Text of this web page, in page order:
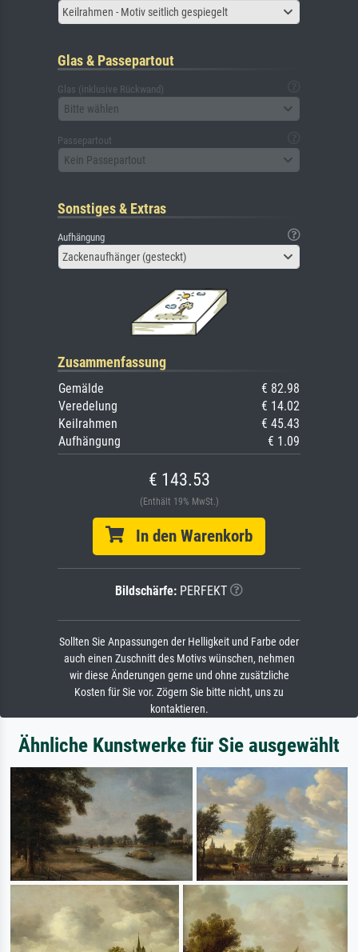
Keilrahmen - Motiv seitlich gespiegelt
Glas & Passepartout
Glas (inklusive Rückwand)
Bitte wählen
Passepartout
Kein Passepartout
Sonstiges & Extras
Aufhängung
Zackenaufhänger (gesteckt)
Zusammenfassung
Gemälde
€ 82.98
Veredelung
€ 14.02
Keilrahmen
€ 45.43
Aufhängung
€ 1.09
€ 143.53
(Enthält 19% MwSt.)
In den Warenkorb
Bildschärfe: PERFEKT
Sollten Sie Anpassungen der Helligkeit und Farbe oder
auch einen Zuschnitt des Motivs wünschen, nehmen
wir diese Änderungen gerne und ohne zusätzliche
Kosten für Sie vor. Zögern Sie bitte nicht, uns zu
kontaktieren.
Ähnliche Kunstwerke für Sie ausgewählt